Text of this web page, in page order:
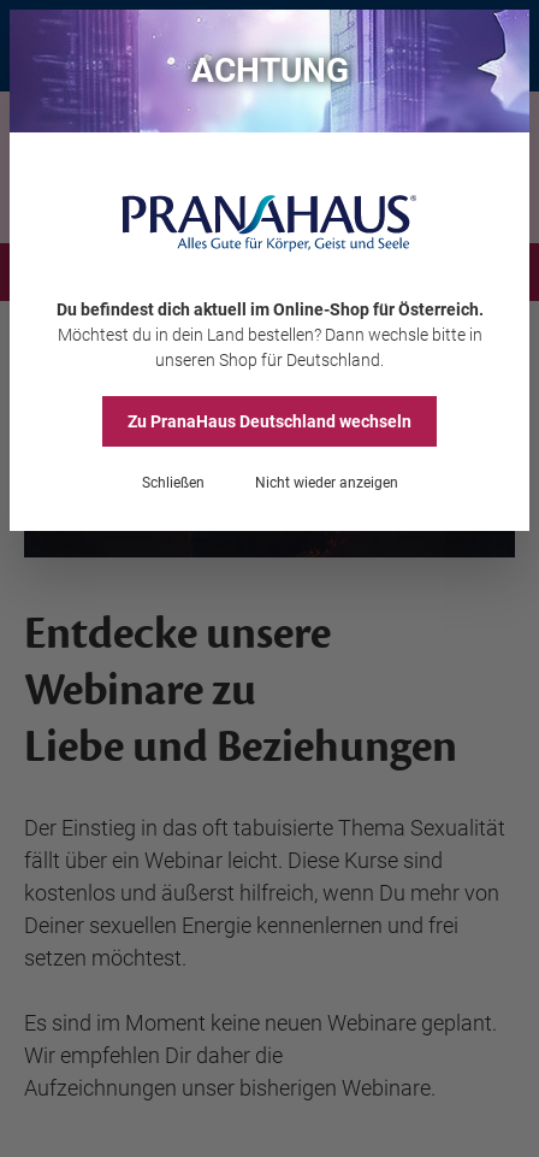
Bis zu 20 € Rabatt* mit dem Vorteils-Codeeintauchen , gültig bis
11.08.2026
Inspiration Webinare Webinare Liebe & Beziehung
Entdecke unsere
Webinare zu
Liebe und Beziehungen
Der Einstieg in das oft tabuisierte Thema Sexualität
fällt über ein Webinar leicht. Diese Kurse sind
kostenlos und äußerst hilfreich, wenn Du mehr von
Deiner sexuellen Energie kennenlernen und frei
setzen möchtest.
Es sind im Moment keine neuen Webinare geplant.
Wir empfehlen Dir daher die
Aufzeichnungen unser bisherigen Webinare.
ACHTUNG
Du befindest dich aktuell im Online-Shopfür Österreich.
Möchtest du in dein Land bestellen? Dann wechsle bitte in
unseren Shop für Deutschland
Zu PranaHausDeutschland wechseln
Schließen Nicht wieder anzeigen